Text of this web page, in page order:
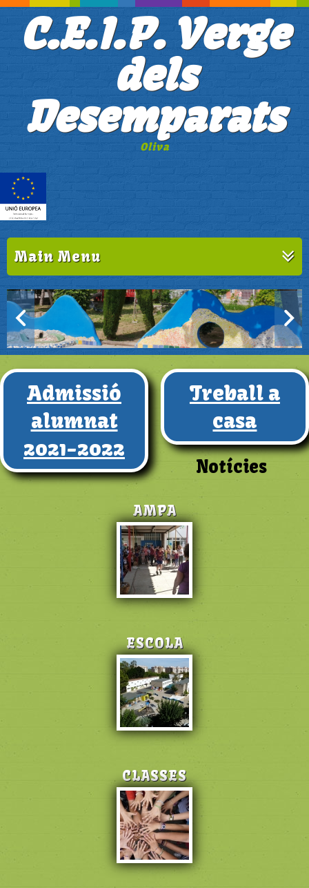
C.E.I.P. Verge
dels
Desemparats
Oliva
Main Menu
Admissió
alumnat
2021-2022
Treball a
casa
Notícies
AMPA
ESCOLA
CLASSES